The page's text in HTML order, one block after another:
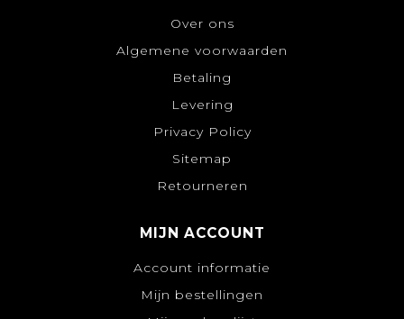
Over ons
Algemene voorwaarden
Betaling
Levering
Privacy Policy
Sitemap
Retourneren
MIJN ACCOUNT
Account informatie
Mijn bestellingen